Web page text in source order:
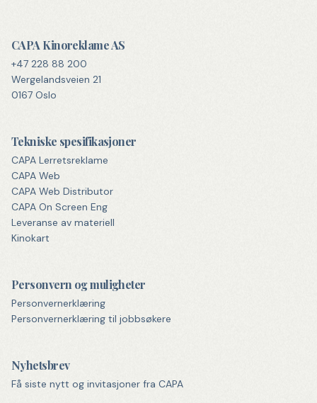
CAPA Kinoreklame AS
+47 228 88 200
Wergelandsveien 21
0167 Oslo
Tekniske spesifikasjoner
CAPA Lerretsreklame
CAPA Web
CAPA Web Distributor
CAPA On Screen Eng
Leveranse av materiell
Kinokart
Personvern og muligheter
Personvernerklæring
Personvernerklæring til jobbsøkere
Nyhetsbrev
Få siste nytt og invitasjoner fra CAPA